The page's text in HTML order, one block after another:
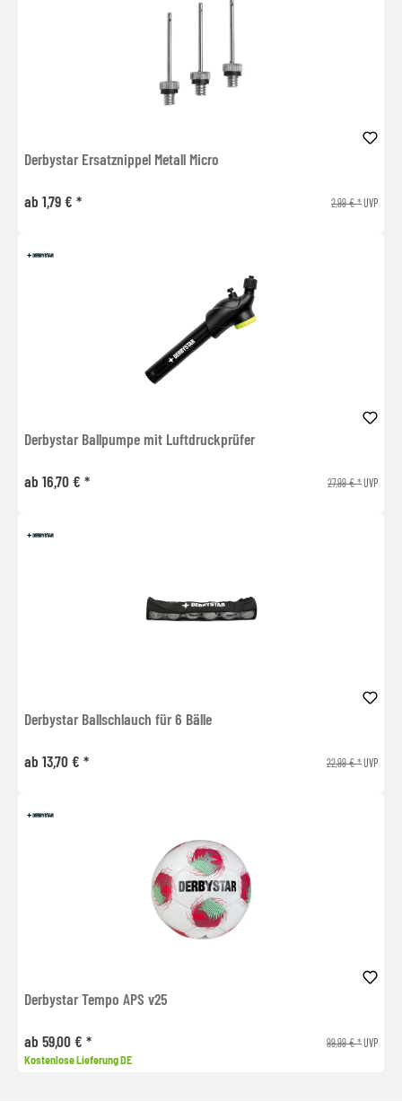
Derbystar Ersatznippel Metall Micro
ab 1,79 € * 2,99 € *UVP
Derbystar Ballpumpe mit Luftdruckprüfer
ab 16,70 € * 27,99 € *UVP
Derbystar Ballschlauch für 6 Bälle
ab 13,70 € * 22,99 € *UVP
Derbystar Tempo APS v25
ab 59,00 € * 99,99 € *UVP
Kostenlose Lieferung DE